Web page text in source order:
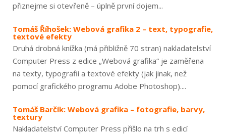
přiznejme si otevřeně – úplně první dojem...
Tomáš Říhošek: Webová grafika 2 – text, typografie,
textové efekty
Druhá drobná knížka (má přibližně 70 stran) nakladatelství
Computer Press z edice „Webová grafika“ je zaměřena
na texty, typografii a textové efekty (jak jinak, než
pomocí grafického programu Adobe Photoshop)....
Tomáš Barčík: Webová grafika – fotografie, barvy,
textury
Nakladatelství Computer Press přišlo na trh s edicí